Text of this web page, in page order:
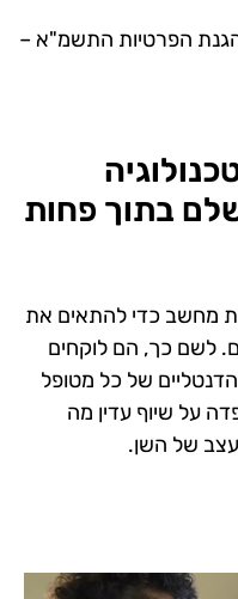
הגנת הפרטיות התשמ"א –
בתוך פחות
מחשב כדי להתאים את
לשם כך, הם לוקחים
הדנטליים של כל מטופל
על שיוף עדין מה
של השן.